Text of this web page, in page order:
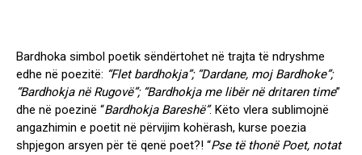
Bardhoka simbol poetik sëndërtohet në trajta të ndryshme
edhe në poezitë: “Flet bardhokja”; “Dardane, moj Bardhoke”;
“Bardhokja në Rugovë”; “Bardhokja me libër në dritaren time”
dhe në poezinë “Bardhokja Bareshë”. Këto vlera sublimojnë
angazhimin e poetit në përvijim kohërash, kurse poezia
shpjegon arsyen për të qenë poet?! “Pse të thonë Poet, notat